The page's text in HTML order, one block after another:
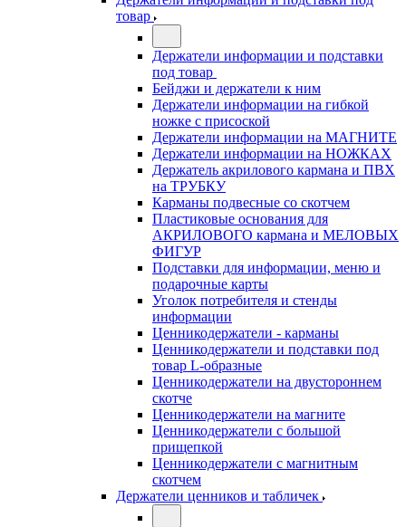
товар
Держатели информации и подставки
под товар
Бейджи и держатели к ним
Держатели информации на гибкой
ножке с присоской
Держатели информации на МАГНИТЕ
Держатели информации на НОЖКАХ
Держатель акрилового кармана и ПВХ
на ТРУБКУ
Карманы подвесные со скотчем
Пластиковые основания для
АКРИЛОВОГО кармана и МЕЛОВЫХ
ФИГУР
Подставки для информации, меню и
подарочные карты
Уголок потребителя и стенды
информации
Ценникодержатели - карманы
Ценникодержатели и подставки под
товар L-образные
Ценникодержатели на двустороннем
скотче
Ценникодержатели на магните
Ценникодержатели с большой
прищепкой
Ценникодержатели с магнитным
скотчем
Держатели ценников и табличек